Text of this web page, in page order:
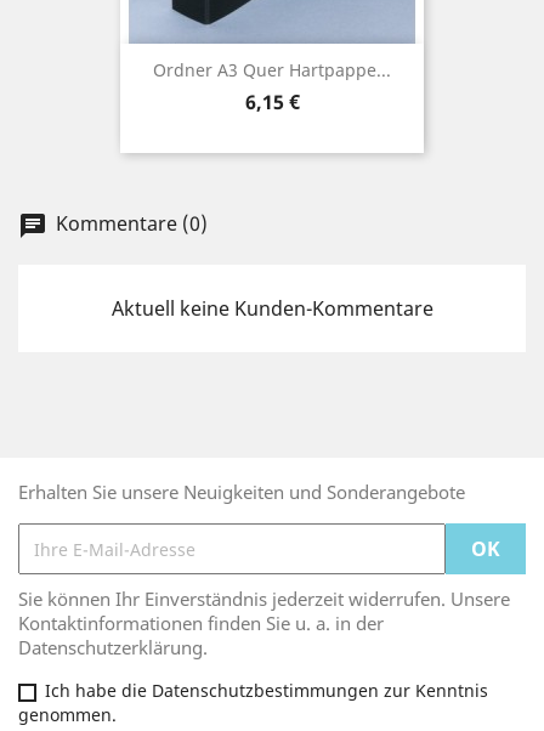
Ordner A3 Quer Hartpappe...
Preis
6,15 €
chat Kommentare (0)
Aktuell keine Kunden-Kommentare
Erhalten Sie unsere Neuigkeiten und Sonderangebote
Sie können Ihr Einverständnis jederzeit widerrufen. Unsere
Kontaktinformationen finden Sie u. a. in der
Datenschutzerklärung.
Ich habe die Datenschutzbestimmungen zur Kenntnis
genommen.